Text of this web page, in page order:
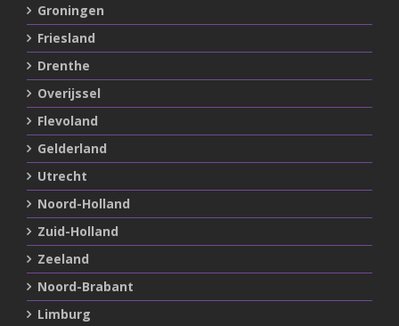
Groningen
Friesland
Drenthe
Overijssel
Flevoland
Gelderland
Utrecht
Noord-Holland
Zuid-Holland
Zeeland
Noord-Brabant
Limburg